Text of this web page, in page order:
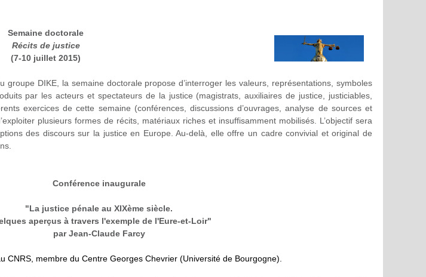
Semaine doctorale
Récits de justice
(7-10 juillet 2015)
DIKE, la semaine doctorale propose d’interroger les valeurs, représentations, symboles
par les acteurs et spectateurs de la justice (magistrats, auxiliaires de justice, justiciables,
exercices de cette semaine (conférences, discussions d’ouvrages, analyse de sources et
plusieurs formes de récits, matériaux riches et insuffisamment mobilisés. L’objectif sera
des discours sur la justice en Europe. Au-delà, elle offre un cadre convivial et original de
Conférence inaugurale
"La justice pénale au XIXème siècle.
aperçus à travers l'exemple de l'Eure-et-Loir"
par Jean-Claude Farcy
CNRS, membre du Centre Georges Chevrier (Université de Bourgogne).